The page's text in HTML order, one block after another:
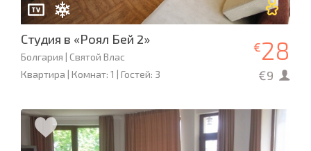
Студия в «Роял Бей 2»
Болгария | Святой Влас
Квартира | Комнат: 1 | Гостей: 3
€28
€9